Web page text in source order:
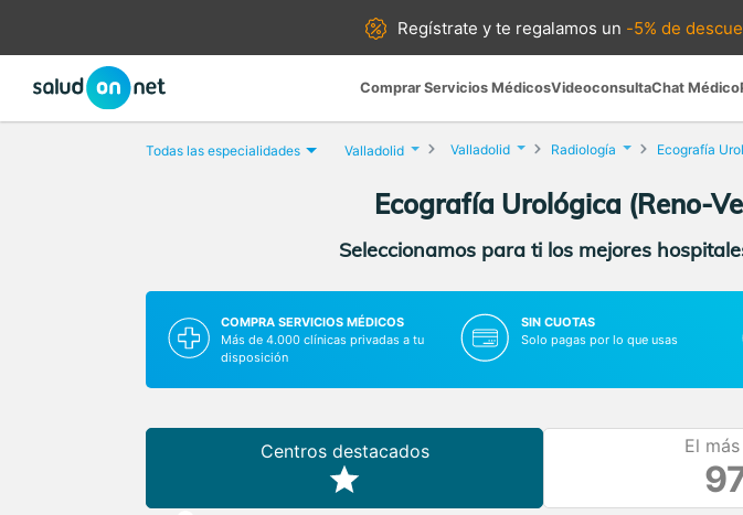
Regístrate yte regalamos un -5% de
Comprar Servicios MédicosVideoconsultaChat Médico
Todas las especialidades Valladolid Valladolid Radiología
Ecografía Urológica (Reno-
Seleccionamos para ti los mejores
COMPRA SERVICIOS MÉDICOS
Más de 4.000 clínicas privadas a tu
disposición
SIN CUOTAS
Solo pagas por lo que usas
Centros destacados El